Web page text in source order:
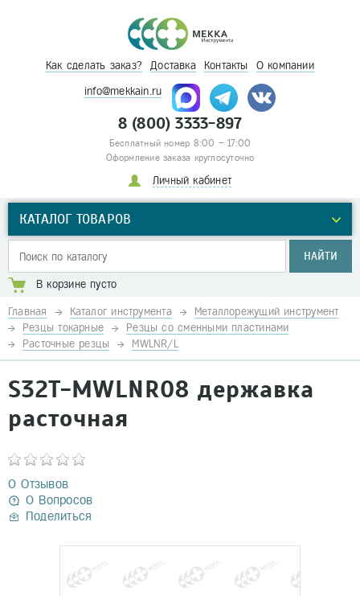
Как сделать заказ? Доставка Контакты О компании
info@mekkain.ru
8 (800) 3333-897
Бесплатный номер 8:00 – 17:00
Оформление заказа круглосуточно
Личный кабинет
КАТАЛОГ ТОВАРОВ
НАЙТИ
В корзине пусто
Главная Каталог инструмента
Металлорежущий инструмент
Резцы токарные
Резцы со сменными пластинами
Расточные резцы
MWLNR/L
S32Т-MWLNR08 державка
расточная
0 Отзывов
0 Вопросов
Поделиться